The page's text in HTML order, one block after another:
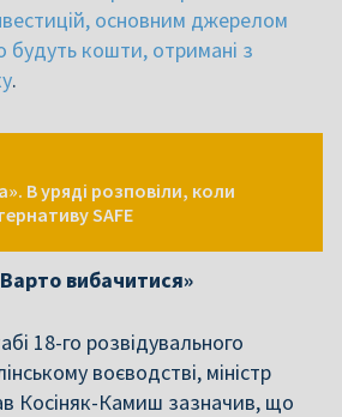
основним джерелом
будуть кошти, отримані з
.
В уряді розповіли, коли
SAFE
вибачитися»
18-го розвідувального
воєводстві, міністр
Косіняк-Камиш зазначив, що